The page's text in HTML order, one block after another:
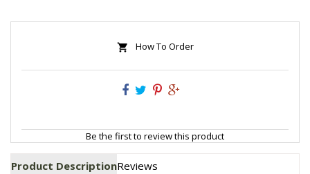
How To Order
Be the first to review this product
Product DescriptionReviews